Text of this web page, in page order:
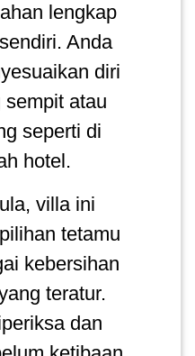
lengkap
Anda
diri
sempit atau
seperti di
hotel.
villa ini
tetamu
kebersihan
teratur.
dan